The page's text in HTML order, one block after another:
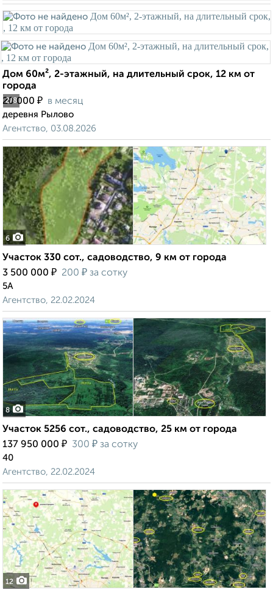
2/8
Дом 60м², 2-этажный, на длительный срок, 12 км от
города
20 000 ₽ в месяц
деревня Рылово
Агентство, 03.08.2026
6
Участок 330 сот., садоводство, 9 км от города
3 500 000 ₽ 200 ₽ за сотку
5А
Агентство, 22.02.2024
8
Участок 5256 сот., садоводство, 25 км от города
137 950 000 ₽ 300 ₽ за сотку
40
Агентство, 22.02.2024
12